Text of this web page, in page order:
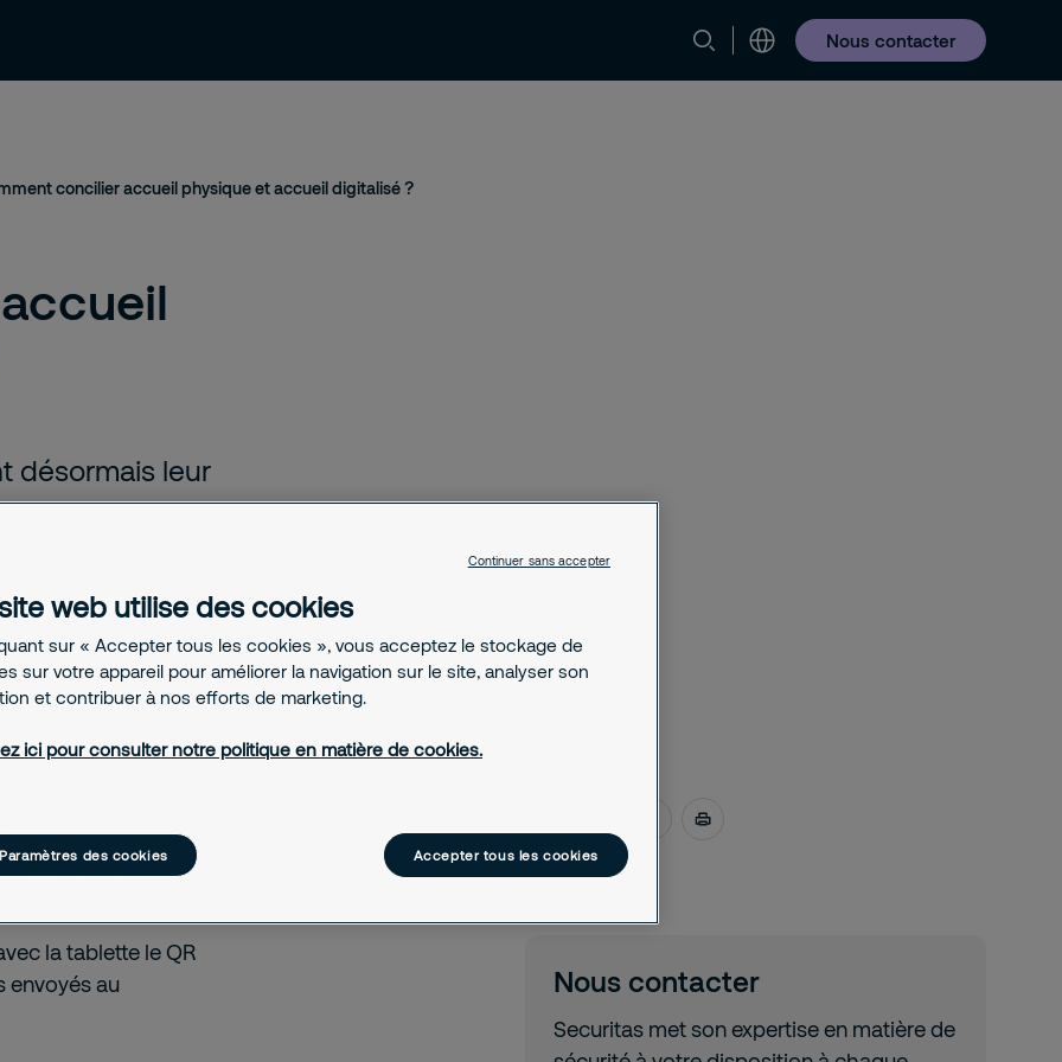
Nous contacter
Contact et support Emploi
concilier accueil physique et accueil digitalisé ?
désormais leur
remplacer la
et contribuent
il lui est désormais
et d’imprimer un
et l’affichage de la
avec sa marque, un
la tablette le QR
envoyés au
Nous contacter
Securitas met son expertise en matière de
web utilise des cookies
sur « Accepter tous les cookies », vous acceptez le stockage de
sur votre appareil pour améliorer la navigation sur le site, analyser son
et contribuer à nos efforts de marketing.
ici pour consulter notre politique en matière de cookies.
Paramètres des cookies Accepter tous les cookies
Continuer sans accepter